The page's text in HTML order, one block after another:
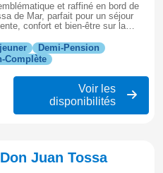
et raffiné en bord de
de Mar, parfait pour un séjour
confort et bien-être sur la
Demi-Pension
Complète
Voir les
disponibilités
Juan Tossa